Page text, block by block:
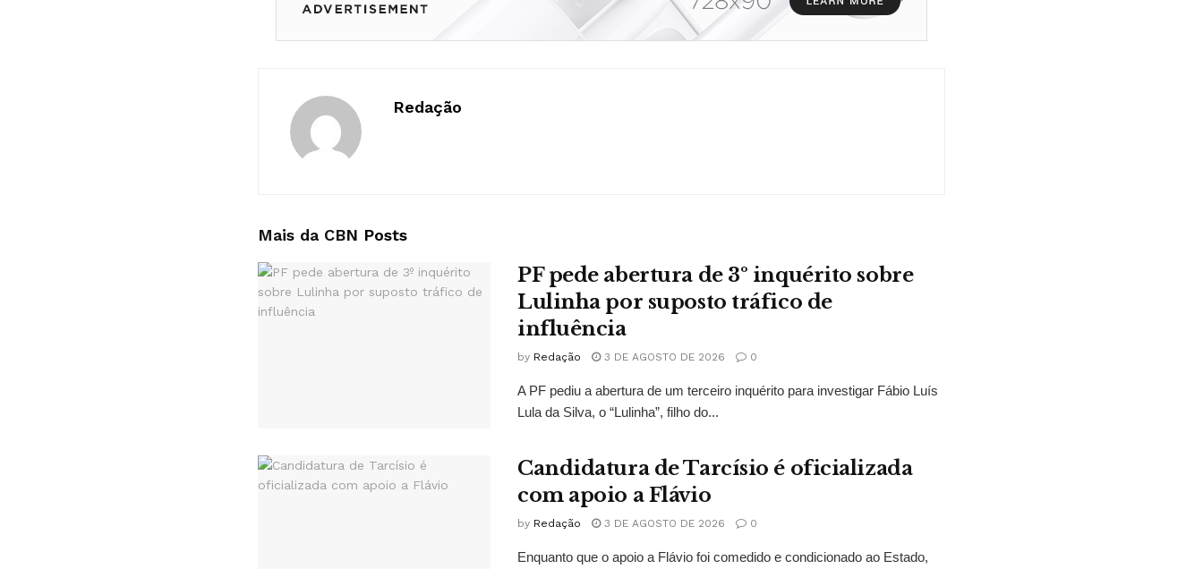
Redação
Mais da CBN Posts
PF pede abertura de 3º inquérito sobre
Lulinha por suposto tráfico de
influência
by Redação 3 DE AGOSTO DE 2026 0
A PF pediu a abertura de um terceiro inquérito para investigar Fábio Luís
Lula da Silva, o “Lulinha”, filho do...
Candidatura de Tarcísio é oficializada
com apoio a Flávio
by Redação 3 DE AGOSTO DE 2026 0
Enquanto que o apoio a Flávio foi comedido e condicionado ao Estado,